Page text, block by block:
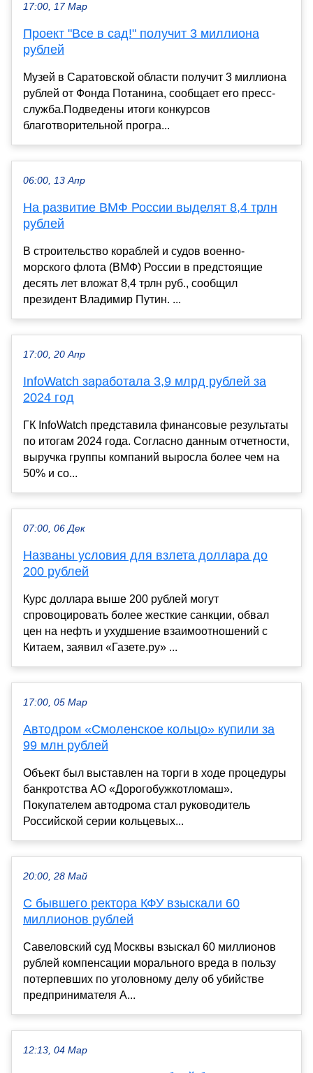
17:00, 17 Мар
Проект "Все в сад!" получит 3 миллиона
рублей
Музей в Саратовской области получит 3 миллиона
рублей от Фонда Потанина, сообщает его пресс-
служба.Подведены итоги конкурсов
благотворительной програ...
06:00, 13 Апр
На развитие ВМФ России выделят 8,4 трлн
рублей
В строительство кораблей и судов военно-
морского флота (ВМФ) России в предстоящие
десять лет вложат 8,4 трлн руб., сообщил
президент Владимир Путин. ...
17:00, 20 Апр
InfoWatch заработала 3,9 млрд рублей за
2024 год
ГК InfoWatch представила финансовые результаты
по итогам 2024 года. Согласно данным отчетности,
выручка группы компаний выросла более чем на
50% и со...
07:00, 06 Дек
Названы условия для взлета доллара до
200 рублей
Курс доллара выше 200 рублей могут
спровоцировать более жесткие санкции, обвал
цен на нефть и ухудшение взаимоотношений с
Китаем, заявил «Газете.ру» ...
17:00, 05 Мар
Автодром «Смоленское кольцо» купили за
99 млн рублей
Объект был выставлен на торги в ходе процедуры
банкротства АО «Дорогобужкотломаш».
Покупателем автодрома стал руководитель
Российской серии кольцевых...
20:00, 28 Май
С бывшего ректора КФУ взыскали 60
миллионов рублей
Савеловский суд Москвы взыскал 60 миллионов
рублей компенсации морального вреда в пользу
потерпевших по уголовному делу об убийстве
предпринимателя А...
12:13, 04 Мар